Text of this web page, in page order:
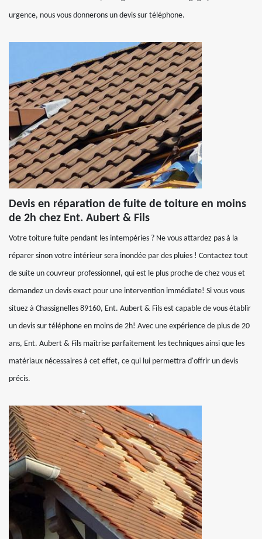
urgence, nous vous donnerons un devis sur téléphone.
Devis en réparation de fuite de toiture en moins
de 2h chez Ent. Aubert & Fils
Votre toiture fuite pendant les intempéries ? Ne vous attardez pas à la
réparer sinon votre intérieur sera inondée par des pluies ! Contactez tout
de suite un couvreur professionnel, qui est le plus proche de chez vous et
demandez un devis exact pour une intervention immédiate! Si vous vous
situez à Chassignelles 89160, Ent. Aubert & Fils est capable de vous établir
un devis sur téléphone en moins de 2h! Avec une expérience de plus de 20
ans, Ent. Aubert & Fils maîtrise parfaitement les techniques ainsi que les
matériaux nécessaires à cet effet, ce qui lui permettra d'offrir un devis
précis.